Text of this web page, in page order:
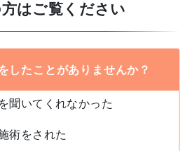
はご覧ください
したことがありませんか？
聞いてくれなかった
術をされた